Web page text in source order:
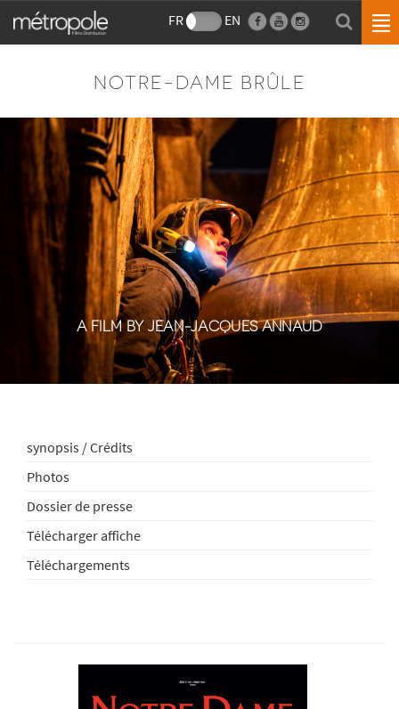
FR EN
NOTRE-DAME BRÛLE
A FILM BY JEAN-JACQUES ANNAUD
synopsis / Crédits
Photos
Dossier de presse
Télécharger affiche
Téléchargements